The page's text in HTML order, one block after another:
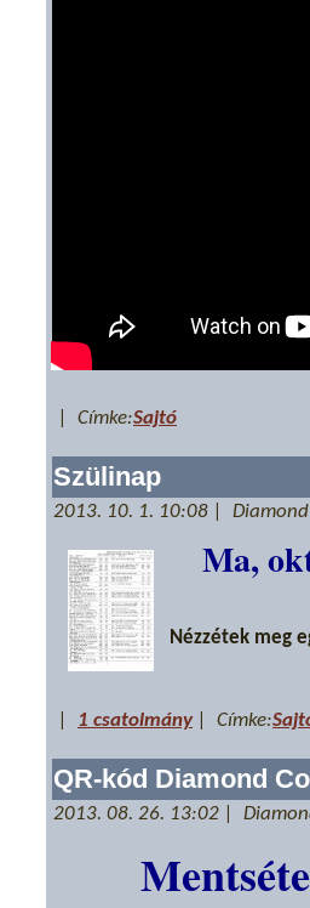
| Címke:Sajtó
Szülinap
2013. 10. 1. 10:08 | Diamond
Ma,
Nézzétek meg
1 csatolmány| Címke:
QR-kód Diamond
2013. 08. 26. 13:02 |